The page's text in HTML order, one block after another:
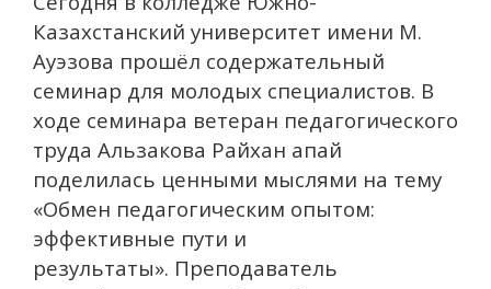
Казахстанский университет имени М.
Ауэзова прошёл содержательный
семинар для молодых специалистов. В
ходе семинара ветеран педагогического
труда Альзакова Райхан апай
поделилась ценными мыслями на тему
«Обмен педагогическим опытом:
эффективные пути и
результаты». Преподаватель